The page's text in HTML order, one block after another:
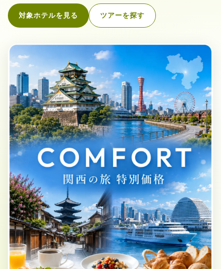
対象ホテルを見る ツアーを探す